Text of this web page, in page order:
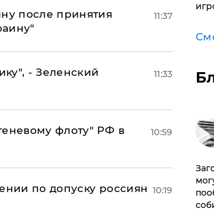
после принятия
11:37
- Зеленский
11:33
флоту" РФ в
10:59
по допуску россиян 10:19